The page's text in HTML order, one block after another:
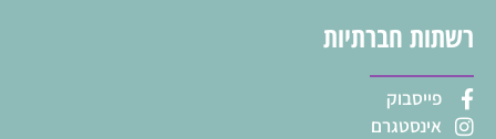
רשתות חברתיות
פייסבוק
אינסטגרם